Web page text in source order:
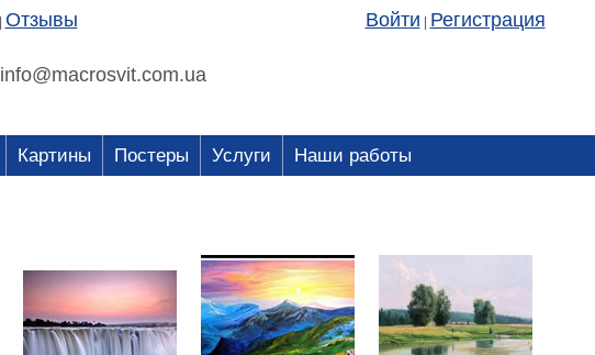
Отзывы Войти Регистрация
info@macrosvit.com.ua
Картины Постеры Услуги Наши работы